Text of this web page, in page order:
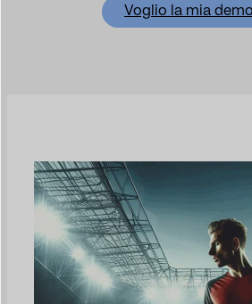
Voglio la mia